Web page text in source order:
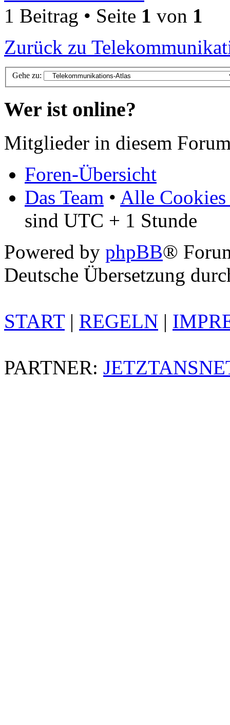
1 Beitrag • Seite 1 von 1
Zurück zu
Gehe zu:
Wer ist online?
Mitglieder in diesem
Foren-Übersicht
Das Team • Alle Cookies
sind UTC + 1 Stunde
Powered by phpBB®
Deutsche Übersetzung
START| REGELN |
PARTNER: